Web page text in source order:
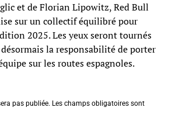
et de Florian Lipowitz, Red Bull
sur un collectif équilibré pour
2025. Les yeux seront tournés
la responsabilité de porter
sur les routes espagnoles.
pas publiée. Les champs obligatoires sont